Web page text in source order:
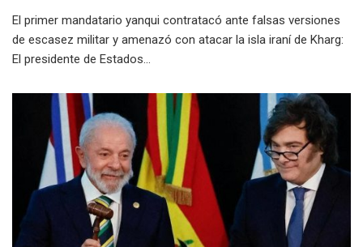
El primer mandatario yanqui contratacó ante falsas versiones
de escasez militar y amenazó con atacar la isla iraní de Kharg:
El presidente de Estados...